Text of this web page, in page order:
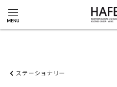
ステーショナリー